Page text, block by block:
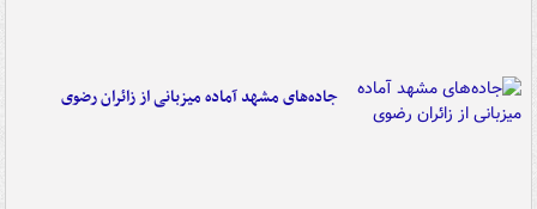
جاده‌های مشهد آماده میزبانی از زائران رضوی